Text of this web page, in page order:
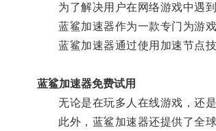
为了解决用户在网络游戏中遇到
蓝鲨加速器作为一款专门为游戏
蓝鲨加速器通过使用加速节点技
蓝鲨加速器免费试用
无论是在玩多人在线游戏，还是
此外，蓝鲨加速器还提供了全球